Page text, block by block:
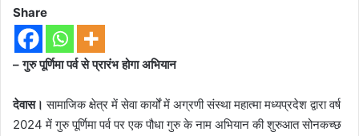
Share
– गुरु पूर्णिमा पर्व से प्रारंभ होगा अभियान
देवास। सामाजिक क्षेत्र में सेवा कार्यों में अग्रणी संस्था महात्मा मध्यप्रदेश द्वारा वर्ष
2024 में गुरु पूर्णिमा पर्व पर एक पौधा गुरु के नाम अभियान की शुरुआत सोनकच्छ